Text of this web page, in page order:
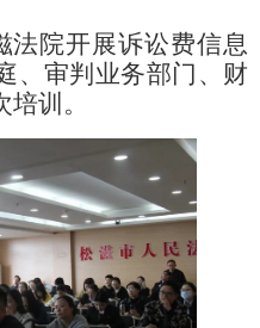
法院开展诉讼费信息
、审判业务部门、财
训。